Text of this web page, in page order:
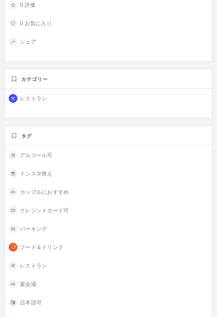
0 評価
0 お気に入り
シェア
カテゴリー
レストラン
タグ
アルコール可
インスタ映え
カップルにおすすめ
クレジットカード可
パーキング
フード＆ドリンク
レストラン
宴会場
日本語可